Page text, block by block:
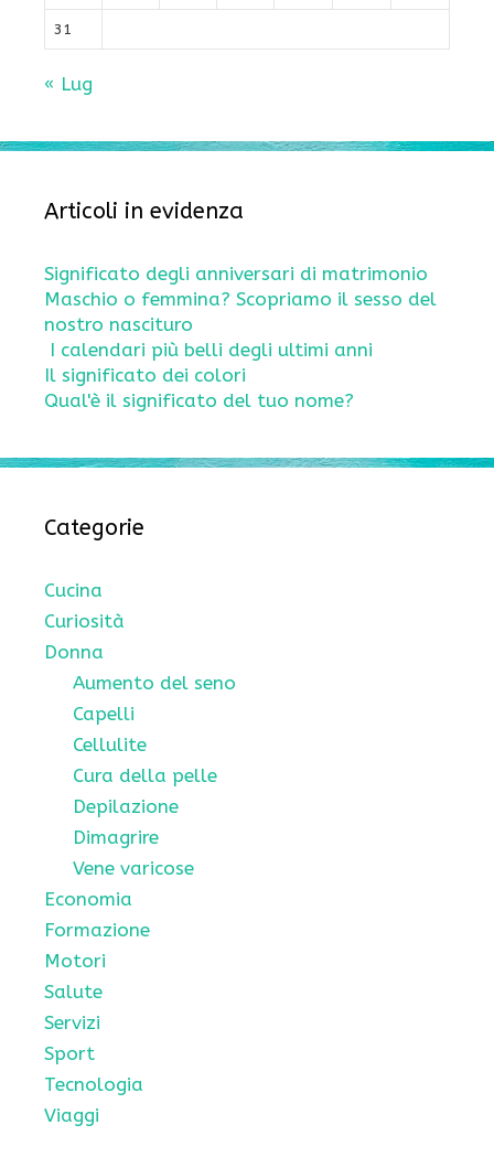
31
« Lug
Articoli in evidenza
Significato degli anniversari di matrimonio
Maschio o femmina? Scopriamo il sesso del
nostro nascituro
I calendari più belli degli ultimi anni
Il significato dei colori
Qual'è il significato del tuo nome?
Categorie
Cucina
Curiosità
Donna
Aumento del seno
Capelli
Cellulite
Cura della pelle
Depilazione
Dimagrire
Vene varicose
Economia
Formazione
Motori
Salute
Servizi
Sport
Tecnologia
Viaggi